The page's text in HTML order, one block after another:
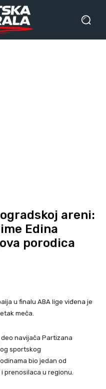
areni:
Edina
porodica
u finalu ABA lige viđena je
meča.
navijača Partizana
sportskog
bio jedan od
prenosilaca u regionu.